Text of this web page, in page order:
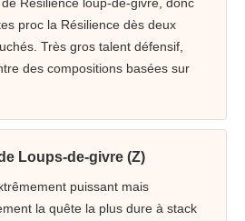
proc la Résilience dès deux
Très gros talent défensif,
des compositions basées sur
Loups-de-givre (Z)
puissant mais
la quête la plus dure à stack